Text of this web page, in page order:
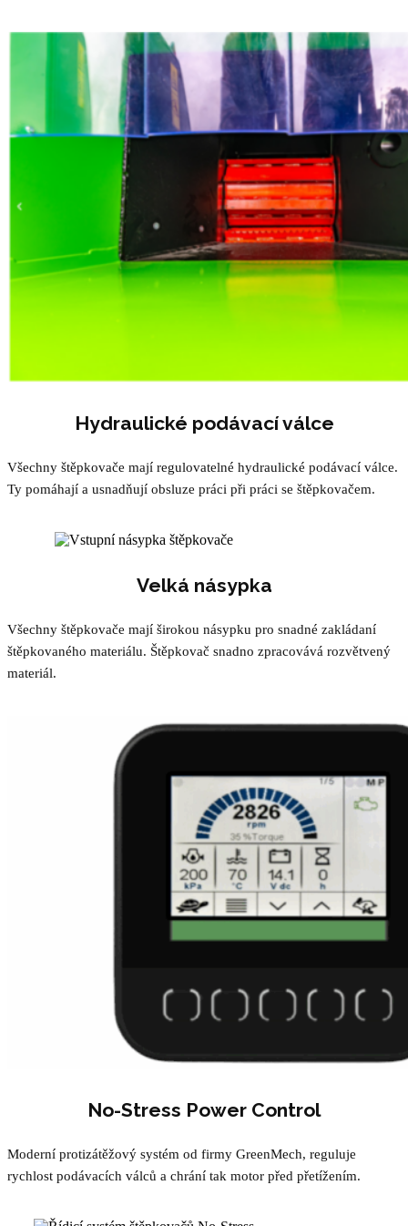
Hydraulické podávací válce
Všechny štěpkovače mají regulovatelné hydraulické podávací válce.
Ty pomáhají a usnadňují obsluze práci při práci se štěpkovačem.
Velká násypka
Všechny štěpkovače mají širokou násypku pro snadné zakládaní
štěpkovaného materiálu. Štěpkovač snadno zpracovává rozvětvený
materiál.
No-Stress Power Control
Moderní protizátěžový systém od firmy GreenMech, reguluje
rychlost podávacích válců a chrání tak motor před přetížením.